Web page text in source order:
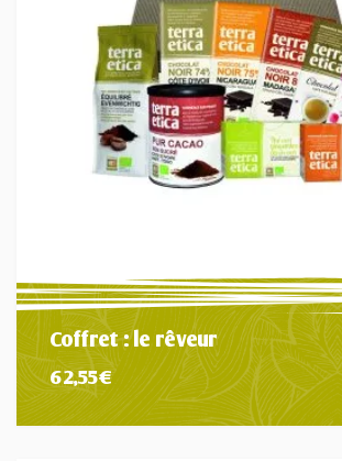
Coffret : le rêveur
62,55€